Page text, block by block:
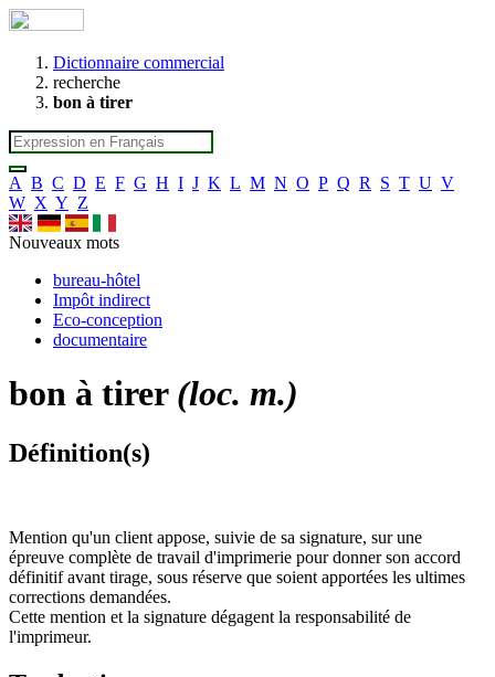
Dictionnaire commercial
recherche
bon à tirer
A B C D E F G H I J K L M N O P Q R S T U V
W X Y Z
Nouveaux mots
bureau-hôtel
Impôt indirect
Eco-conception
documentaire
bon à tirer (loc. m.)
Définition(s)
Mention qu'un client appose, suivie de sa signature, sur une
épreuve complète de travail d'imprimerie pour donner son accord
définitif avant tirage, sous réserve que soient apportées les ultimes
corrections demandées.
Cette mention et la signature dégagent la responsabilité de
l'imprimeur.